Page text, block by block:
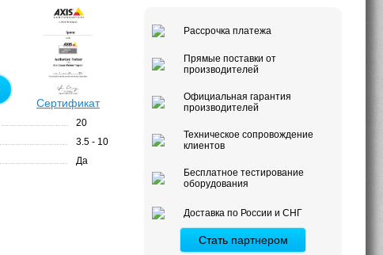
Сертификат
20
3.5 - 10
Да
Рассрочка платежа
Прямые поставки от
производителей
Официальная гарантия
производителей
Техническое сопровождение
клиентов
Бесплатное тестирование
оборудования
Доставка по России и СНГ
Стать партнером